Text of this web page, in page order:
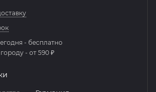
- бесплатно
- от 590 ₽